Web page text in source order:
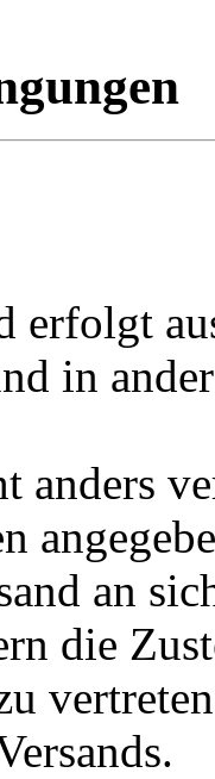
erfolgt
in
anders
an
die